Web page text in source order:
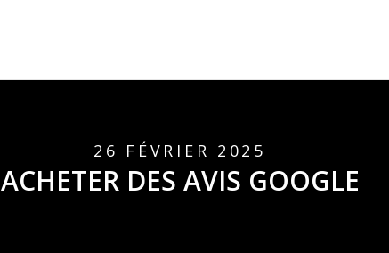
26 FÉVRIER 2025
ACHETER DES AVIS GOOGLE